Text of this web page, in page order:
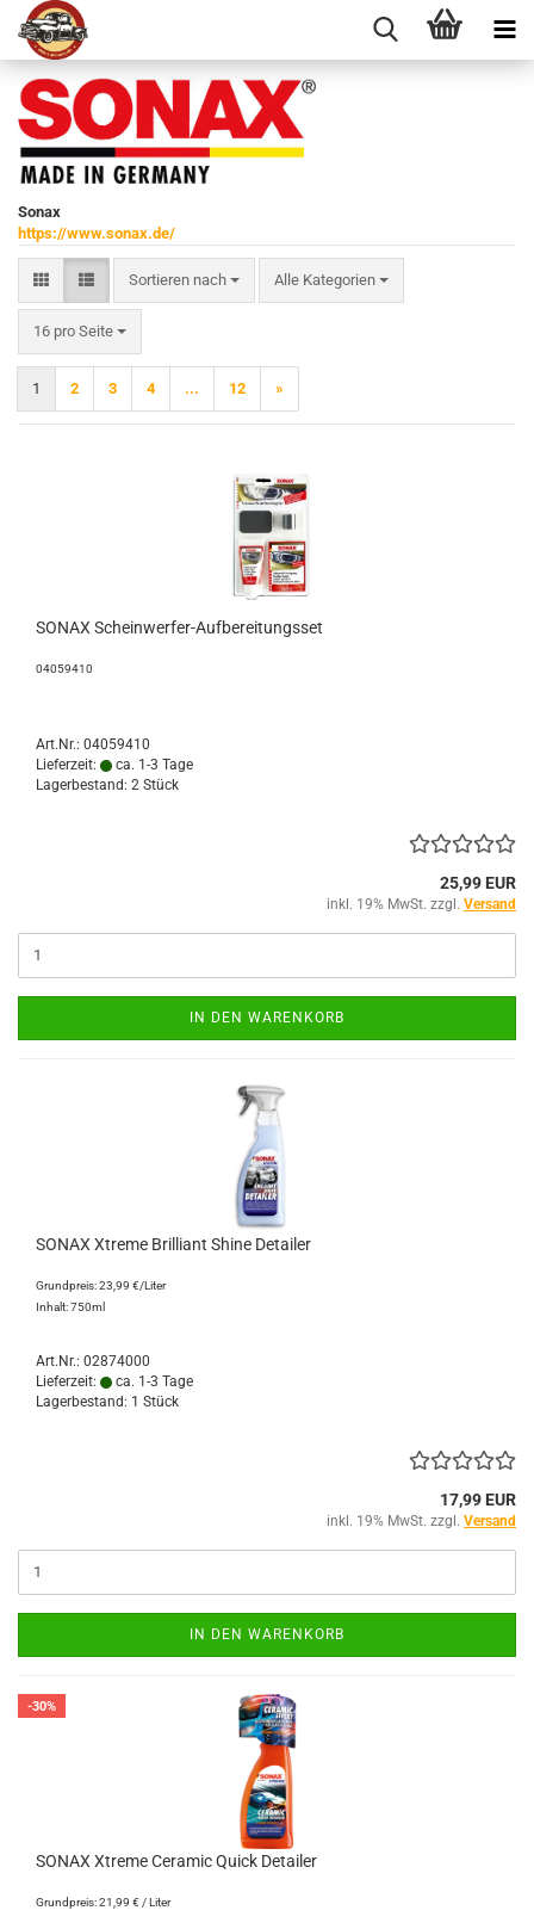
Sonax
https://www.sonax.de/
Sortieren nach
Sortieren nach Alle Kategorien
16 pro Seite
pro Seite
1 2 3 4 ... 12 »
SONAX Scheinwerfer-Aufbereitungsset
04059410
Art.Nr.: 04059410
Lieferzeit:
ca. 1-3 Tage
Lagerbestand: 2 Stück
25,99 EUR
inkl. 19% MwSt. zzgl. Versand
IN DEN WARENKORB
SONAX Xtreme Brilliant Shine Detailer
Grundpreis: 23,99 €/Liter
Inhalt: 750ml
Art.Nr.: 02874000
Lieferzeit:
ca. 1-3 Tage
Lagerbestand: 1 Stück
17,99 EUR
inkl. 19% MwSt. zzgl. Versand
IN DEN WARENKORB
-30%
SONAX Xtreme Ceramic Quick Detailer
Grundpreis: 21,99 € / Liter